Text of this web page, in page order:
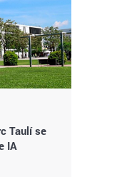
Taulí se
IA